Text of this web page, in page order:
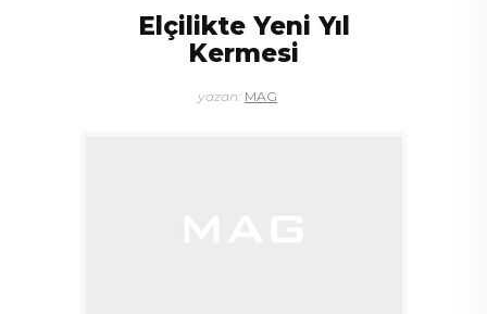
Elçilikte Yeni Yıl
Kermesi
yazan: MAG